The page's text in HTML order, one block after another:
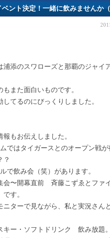
ベント決定！一緒に飲みませんか
添のスワローズと那覇のジャイ
また面白いものです。
てるのにびっくりしました。
もお伝えしました。
ではタイガースとのオープン戦が
？
で飲み会（笑）があります。
会〜開幕直前 斉藤こずゑとファ
す。
ニターで見ながら、私と実況さん
キー・ソフトドリンク 飲み放題。